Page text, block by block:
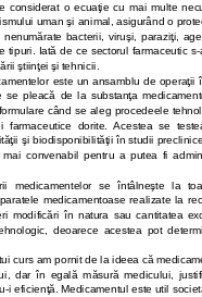
considerat o ecuaţie cu mai multe
uman şi animal, asigurând o
bacterii, viruşi, paraziţi,
tipuri. Iată de ce sectorul farmaceutic
ştiinţei şi tehnicii.
este un ansamblu de operaţii
se pleacă de la substanţa
când se aleg procedeele
farmaceutice dorite. Acestea se
şi biodisponibilităţii în studii
convenabil pentru a putea fi
medicamentelor se întâlneşte la
medicamentoase realizate la
modificări în natura sau cantitatea
deoarece acestea pot
curs am pornit de la ideea că
dar în egală măsură medicului,
i eficienţă. Medicamentul este util